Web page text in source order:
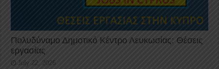
Πολυδύναμο Δημοτικό Κέντρο Λευκωσίας: Θέσεις
εργασίας
July 22, 2026